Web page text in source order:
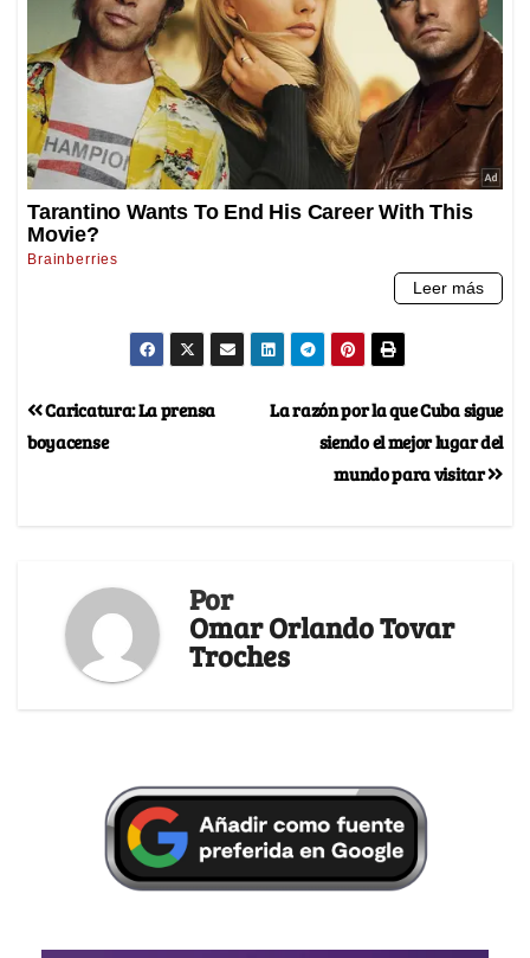
La razón por la que Cuba sigue
siendo el mejor lugar del
mundo para visitar
Caricatura: La prensa
boyacense
Por
Omar Orlando Tovar
Troches